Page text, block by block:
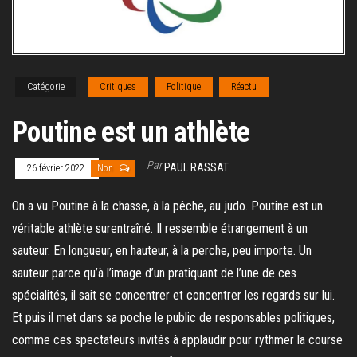
Catégorie Critiques Politique Réactu
Poutine est un athlète
26 février 2022 Non ParPAUL RASSAT
On a vu Poutine à la chasse, à la pêche, au judo. Poutine est un
véritable athlète surentraîné. Il ressemble étrangement à un
sauteur. En longueur, en hauteur, à la perche, peu importe. Un
sauteur parce qu’à l’image d’un pratiquant de l’une de ces
spécialités, il sait se concentrer et concentrer les regards sur lui.
Et puis il met dans sa poche le public de responsables politiques,
comme ces spectateurs invités à applaudir pour rythmer la course